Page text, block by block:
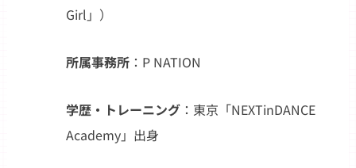
Girl」）
所属事務所：P NATION
学歴・トレーニング：東京「NEXTinDANCE
Academy」出身